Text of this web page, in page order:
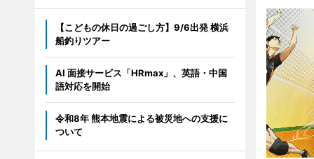
【こどもの休日の過ごし方】9/6出発 横浜
船釣りツアー
AI 面接サービス「HRmax」、英語・中国
語対応を開始
令和8年 熊本地震による被災地への支援に
ついて